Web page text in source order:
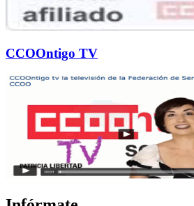
CCOOntigo TV